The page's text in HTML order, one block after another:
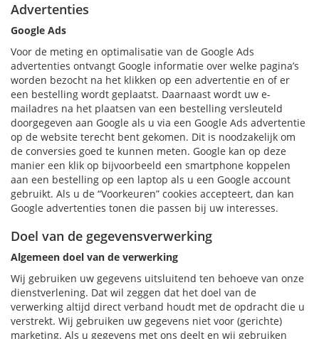
Advertenties
Google Ads
Voor de meting en optimalisatie van de Google Ads
advertenties ontvangt Google informatie over welke pagina’s
worden bezocht na het klikken op een advertentie en of er
een bestelling wordt geplaatst. Daarnaast wordt uw e-
mailadres na het plaatsen van een bestelling versleuteld
doorgegeven aan Google als u via een Google Ads advertentie
op de website terecht bent gekomen. Dit is noodzakelijk om
de conversies goed te kunnen meten. Google kan op deze
manier een klik op bijvoorbeeld een smartphone koppelen
aan een bestelling op een laptop als u een Google account
gebruikt. Als u de “Voorkeuren” cookies accepteert, dan kan
Google advertenties tonen die passen bij uw interesses.
Doel van de gegevensverwerking
Algemeen doel van de verwerking
Wij gebruiken uw gegevens uitsluitend ten behoeve van onze
dienstverlening. Dat wil zeggen dat het doel van de
verwerking altijd direct verband houdt met de opdracht die u
verstrekt. Wij gebruiken uw gegevens niet voor (gerichte)
marketing. Als u gegevens met ons deelt en wij gebruiken